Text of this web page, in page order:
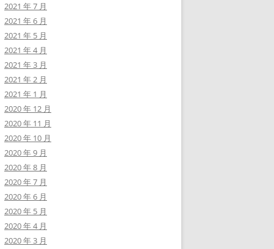
2021 年 7 月
2021 年 6 月
2021 年 5 月
2021 年 4 月
2021 年 3 月
2021 年 2 月
2021 年 1 月
2020 年 12 月
2020 年 11 月
2020 年 10 月
2020 年 9 月
2020 年 8 月
2020 年 7 月
2020 年 6 月
2020 年 5 月
2020 年 4 月
2020 年 3 月